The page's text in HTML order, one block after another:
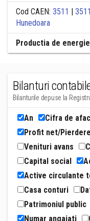
Cod CAEN: 3511 |
Hunedoara
Productia de
Bilanturi
Bilanturile depuse la
An Cifra de
Profit net/Pierdere
Venituri avans
Capital social
Active circulante
Casa conturi
Patrimoniul public
Numar angajati